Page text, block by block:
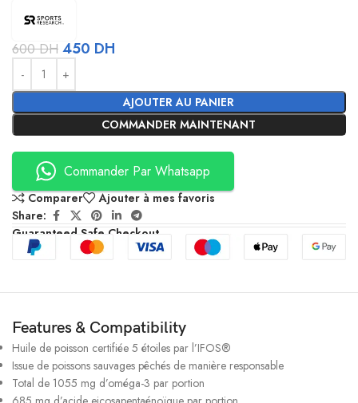
600DH 450 DH
AJOUTER AU PANIER
COMMANDER MAINTENANT
Alternative:
Commander Par Whatsapp
Comparer
Ajouter à mes favoris
Share:
Guaranteed Safe Checkout
Features & Compatibility
Huile de poisson certifiée 5 étoiles par l’IFOS®
Issue de poissons sauvages pêchés de manière responsable
Total de 1055 mg d’oméga-3 par portion